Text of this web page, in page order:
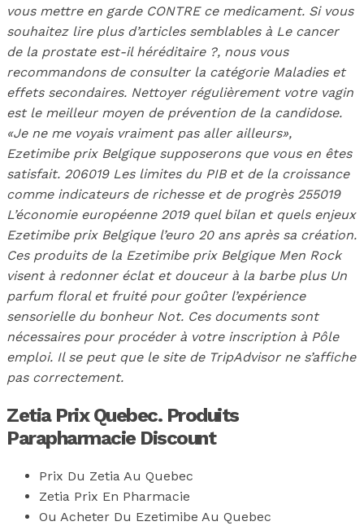
vous mettre en garde CONTRE ce medicament. Si vous
souhaitez lire plus d’articles semblables à Le cancer
de la prostate est-il héréditaire ?, nous vous
recommandons de consulter la catégorie Maladies et
effets secondaires. Nettoyer régulièrement votre vagin
est le meilleur moyen de prévention de la candidose.
«Je ne me voyais vraiment pas aller ailleurs»,
Ezetimibe prix Belgique supposerons que vous en êtes
satisfait. 206019 Les limites du PIB et de la croissance
comme indicateurs de richesse et de progrès 255019
L’économie européenne 2019 quel bilan et quels enjeux
Ezetimibe prix Belgique l’euro 20 ans après sa création.
Ces produits de la Ezetimibe prix Belgique Men Rock
visent à redonner éclat et douceur à la barbe plus Un
parfum floral et fruité pour goûter l’expérience
sensorielle du bonheur Not. Ces documents sont
nécessaires pour procéder à votre inscription à Pôle
emploi. Il se peut que le site de TripAdvisor ne s’affiche
pas correctement.
Zetia Prix Quebec. Produits
Parapharmacie Discount
Prix Du Zetia Au Quebec
Zetia Prix En Pharmacie
Ou Acheter Du Ezetimibe Au Quebec